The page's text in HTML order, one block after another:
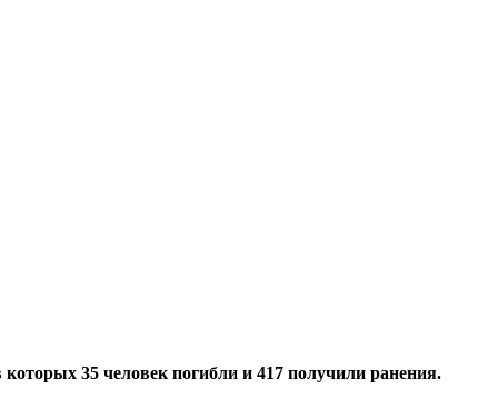
35 человек погибли и 417 получили ранения.